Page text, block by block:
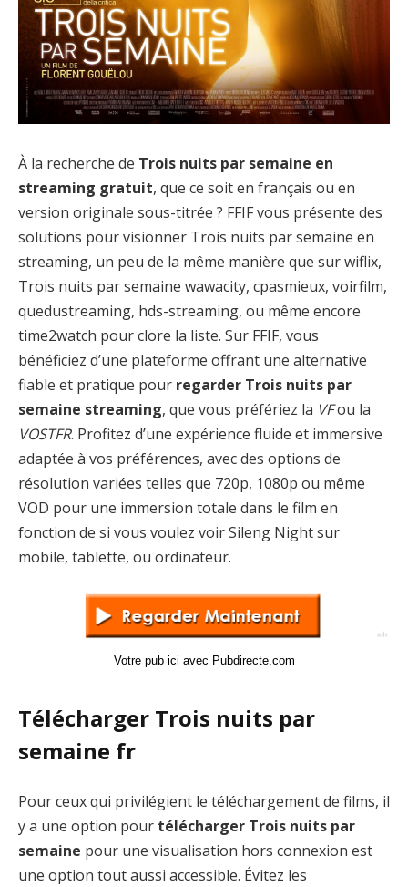
À la recherche de Trois nuits par semaine en
streaming gratuit, que ce soit en français ou en
version originale sous-titrée ? FFIF vous présente des
solutions pour visionner Trois nuits par semaine en
streaming, un peu de la même manière que sur wiflix,
Trois nuits par semaine wawacity, cpasmieux, voirfilm,
quedustreaming, hds-streaming, ou même encore
time2watch pour clore la liste. Sur FFIF, vous
bénéficiez d’une plateforme offrant une alternative
fiable et pratique pour regarder Trois nuits par
semaine streaming, que vous préfériez la VFou la
VOSTFR. Profitez d’une expérience fluide et immersive
adaptée à vos préférences, avec des options de
résolution variées telles que 720p, 1080p ou même
VOD pour une immersion totale dans le film en
fonction de si vous voulez voir Sileng Night sur
mobile, tablette, ou ordinateur.
Votre pub ici avec Pubdirecte.com
Télécharger Trois nuits par
semaine fr
Pour ceux qui privilégient le téléchargement de films, il
y a une option pour télécharger Trois nuits par
semaine pour une visualisation hors connexion est
une option tout aussi accessible. Évitez les